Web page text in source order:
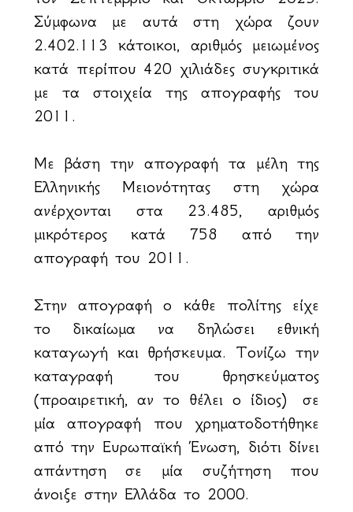
Σύμφωνα με αυτά στη χώρα ζουν
2.402.113 κάτοικοι, αριθμός μειωμένος
κατά περίπου 420 χιλιάδες συγκριτικά
με τα στοιχεία της απογραφής του
2011.
Με βάση την απογραφή τα μέλη της
Ελληνικής Μειονότητας στη χώρα
ανέρχονται στα 23.485, αριθμός
μικρότερος κατά 758 από την
απογραφή του 2011.
Στην απογραφή ο κάθε πολίτης είχε
το δικαίωμα να δηλώσει εθνική
καταγωγή και θρήσκευμα. Τονίζω την
καταγραφή του θρησκεύματος
(προαιρετική, αν το θέλει ο ίδιος) σε
μία απογραφή που χρηματοδοτήθηκε
από την Ευρωπαϊκή Ένωση, διότι δίνει
απάντηση σε μία συζήτηση που
άνοιξε στην Ελλάδα το 2000.